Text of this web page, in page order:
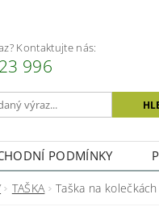
Kontaktujte nás:
996
PODMÍNKY
TAŠKA Taška na